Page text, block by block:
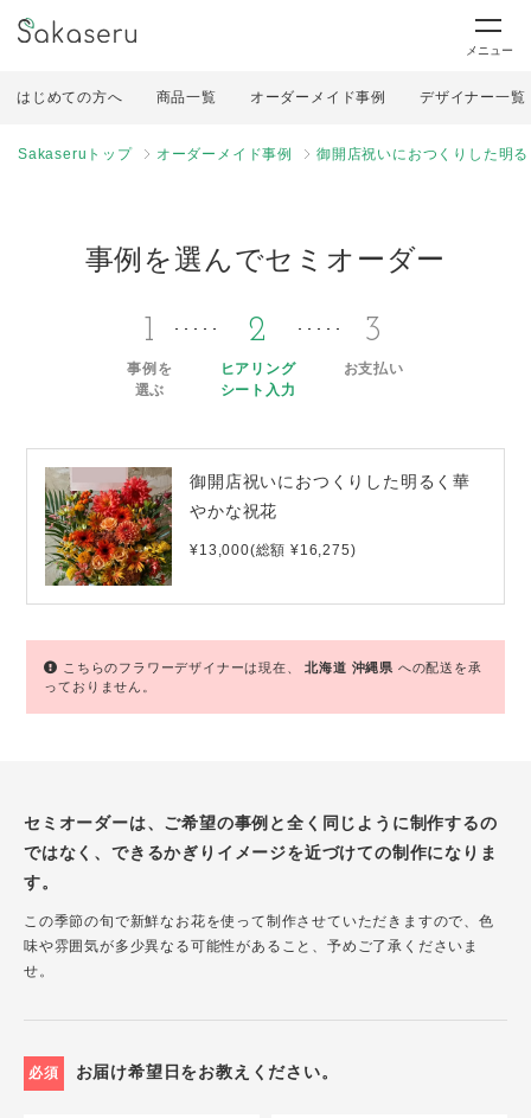
メニュー
はじめての方へ 商品一覧 オーダーメイド事例 デザイナー一覧
Sakaseruトップ オーダーメイド事例 御開店祝いにおつくりした明
事例を選んでセミオーダー
1
事例を
選ぶ
2
ヒアリング
シート入力
3
お支払い
御開店祝いにおつくりした明るく華
やかな祝花
¥13,000(総額 ¥16,275)
こちらのフラワーデザイナーは現在、北海道 沖縄県 への配送を承
っておりません。
セミオーダーは、ご希望の事例と全く同じように制作するの
ではなく、できるかぎりイメージを近づけての制作になりま
す。
この季節の旬で新鮮なお花を使って制作させていただきますので、色
味や雰囲気が多少異なる可能性があること、予めご了承くださいま
せ。
必須 お届け希望日をお教えください。